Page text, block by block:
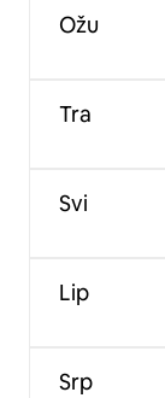
Ožu
Tra
Svi
Lip
Srp